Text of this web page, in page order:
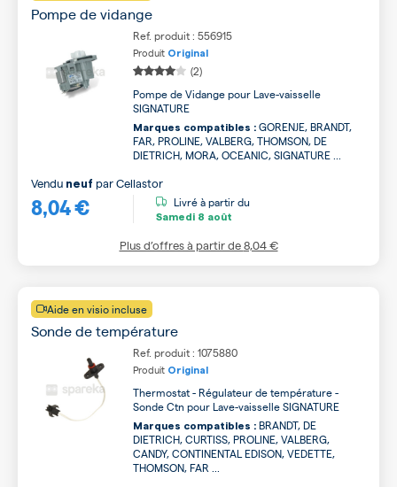
Pompe de vidange
Ref. produit : 556915
Produit Original
(2)
Pompe de Vidange pour Lave-vaisselle
SIGNATURE
Marques compatibles : GORENJE, BRANDT,
FAR, PROLINE, VALBERG, THOMSON, DE
DIETRICH, MORA, OCEANIC, SIGNATURE ...
8,04 €
Vendu neuf parCellastor
Livré à partir du
Samedi 8 août
Plus d’offres à partir de8,04 €
Aide en visio incluse
Sonde de température
Ref. produit : 1075880
Produit Original
Thermostat - Régulateur de température -
Sonde Ctn pour Lave-vaisselle SIGNATURE
Marques compatibles : BRANDT, DE
DIETRICH, CURTISS, PROLINE, VALBERG,
CANDY, CONTINENTAL EDISON, VEDETTE,
THOMSON, FAR ...